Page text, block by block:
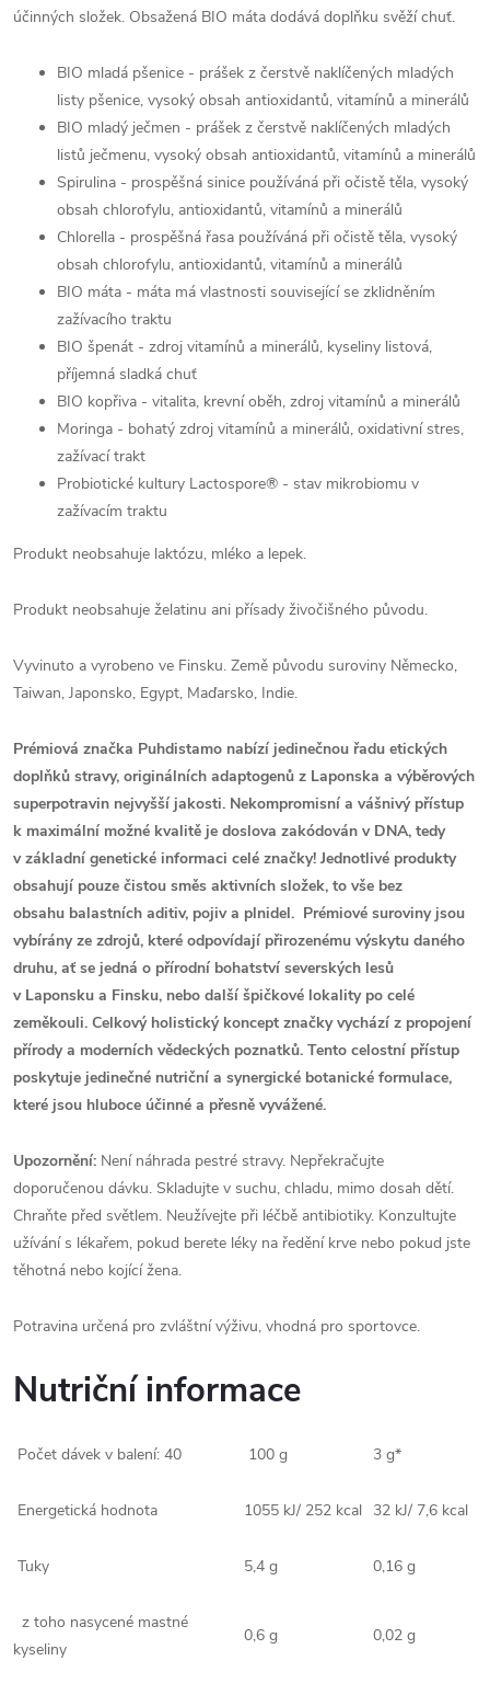
účinných složek. Obsažená BIO máta dodává doplňku svěží chuť.
BIO mladá pšenice - prášek z čerstvě naklíčených mladých
listy pšenice, vysoký obsah antioxidantů, vitamínů a minerálů
BIO mladý ječmen - prášek z čerstvě naklíčených mladých
listů ječmenu, vysoký obsah antioxidantů, vitamínů a minerálů
Spirulina - prospěšná sinice používáná při očistě těla, vysoký
obsah chlorofylu, antioxidantů, vitamínů a minerálů
Chlorella - prospěšná řasa používáná při očistě těla, vysoký
obsah chlorofylu, antioxidantů, vitamínů a minerálů
BIO máta - máta má vlastnosti související se zklidněním
zažívacího traktu
BIO špenát - zdroj vitamínů a minerálů, kyseliny listová,
příjemná sladká chuť
BIO kopřiva - vitalita, krevní oběh, zdroj vitamínů a minerálů
Moringa - bohatý zdroj vitamínů a minerálů, oxidativní stres,
zažívací trakt
Probiotické kultury Lactospore® - stav mikrobiomu v
zažívacím traktu
Produkt neobsahuje laktózu, mléko a lepek.
Produkt neobsahuje želatinu ani přísady živočišného původu.
Vyvinuto a vyrobeno ve Finsku. Země původu suroviny Německo,
Taiwan, Japonsko, Egypt, Maďarsko, Indie.
Prémiová značka Puhdistamo nabízí jedinečnou řadu etických
doplňků stravy, originálních adaptogenů z Laponska a výběrových
superpotravin nejvyšší jakosti. Nekompromisní a vášnivý přístup
k maximální možné kvalitě je doslova zakódován v DNA, tedy
v základní genetické informaci celé značky! Jednotlivé produkty
obsahují pouze čistou směs aktivních složek, to vše bez
obsahu balastních aditiv, pojiv a plnidel. Prémiové suroviny jsou
vybírány ze zdrojů, které odpovídají přirozenému výskytu daného
druhu, ať se jedná o přírodní bohatství severských lesů
v Laponsku a Finsku, nebo další špičkové lokality po celé
zeměkouli. Celkový holistický koncept značky vychází z propojení
přírody a moderních vědeckých poznatků. Tento celostní přístup
poskytuje jedinečné nutriční a synergické botanické formulace,
které jsou hluboce účinné a přesně vyvážené.
Upozornění: Není náhrada pestré stravy. Nepřekračujte
doporučenou dávku. Skladujte v suchu, chladu, mimo dosah dětí.
Chraňte před světlem. Neužívejte při léčbě antibiotiky. Konzultujte
užívání s lékařem, pokud berete léky na ředění krve nebo pokud jste
těhotná nebo kojící žena.
Potravina určená pro zvláštní výživu, vhodná pro sportovce.
Nutriční informace
Počet dávek v balení: 40 100 g 3 g*
Energetická hodnota 1055 kJ/ 252 kcal 32 kJ/ 7,6 kcal
Tuky 5,4 g 0,16 g
z toho nasycené mastné
kyseliny
0,6 g 0,02 g